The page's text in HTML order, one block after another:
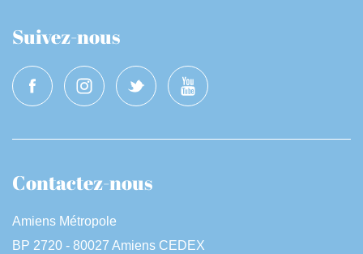
Suivez-nous
Contactez-nous
Amiens Métropole
BP 2720 - 80027 Amiens CEDEX